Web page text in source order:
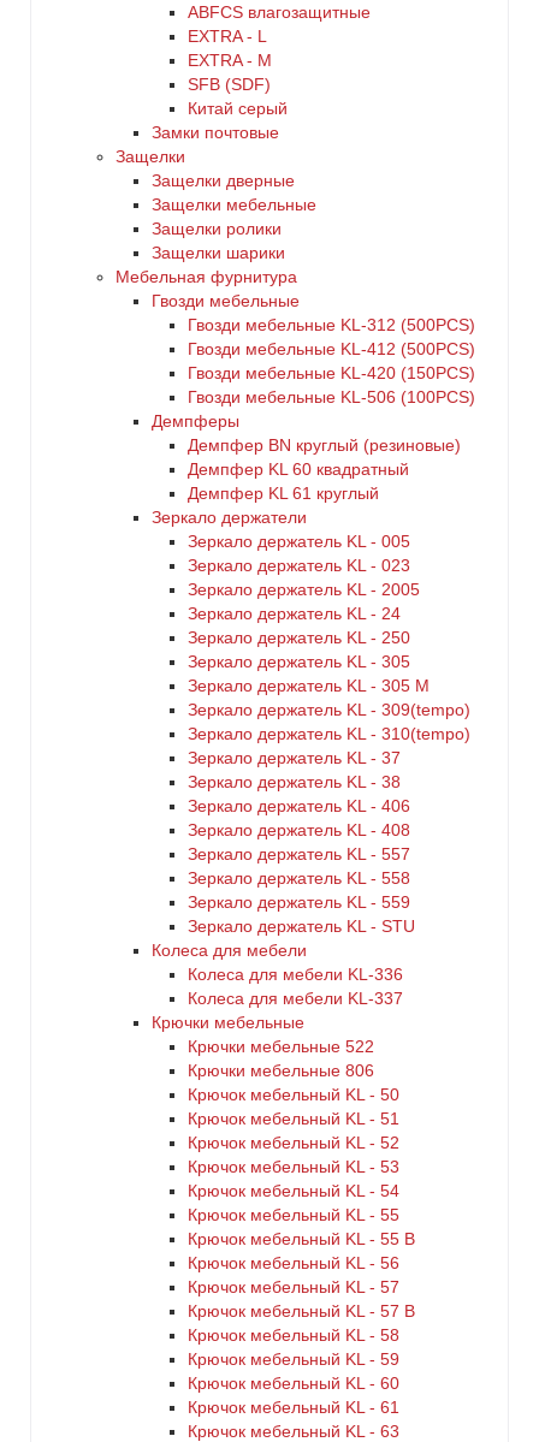
ABFCS влагозащитные
EXTRA - L
EXTRA - М
SFB (SDF)
Китай серый
Замки почтовые
Защелки
Защелки дверные
Защелки мебельные
Защелки ролики
Защелки шарики
Мебельная фурнитура
Гвозди мебельные
Гвозди мебельные KL-312 (500PCS)
Гвозди мебельные KL-412 (500PCS)
Гвозди мебельные KL-420 (150PCS)
Гвозди мебельные KL-506 (100PCS)
Демпферы
Демпфер BN круглый (резиновые)
Демпфер KL 60 квадратный
Демпфер KL 61 круглый
Зеркало держатели
Зеркало держатель KL - 005
Зеркало держатель KL - 023
Зеркало держатель KL - 2005
Зеркало держатель KL - 24
Зеркало держатель KL - 250
Зеркало держатель KL - 305
Зеркало держатель KL - 305 M
Зеркало держатель KL - 309(tempo)
Зеркало держатель KL - 310(tempo)
Зеркало держатель KL - 37
Зеркало держатель KL - 38
Зеркало держатель KL - 406
Зеркало держатель KL - 408
Зеркало держатель KL - 557
Зеркало держатель KL - 558
Зеркало держатель KL - 559
Зеркало держатель KL - STU
Колеса для мебели
Колеса для мебели KL-336
Колеса для мебели KL-337
Крючки мебельные
Крючки мебельные 522
Крючки мебельные 806
Крючок мебельный KL - 50
Крючок мебельный KL - 51
Крючок мебельный KL - 52
Крючок мебельный KL - 53
Крючок мебельный KL - 54
Крючок мебельный KL - 55
Крючок мебельный KL - 55 B
Крючок мебельный KL - 56
Крючок мебельный KL - 57
Крючок мебельный KL - 57 B
Крючок мебельный KL - 58
Крючок мебельный KL - 59
Крючок мебельный KL - 60
Крючок мебельный KL - 61
Крючок мебельный KL - 63